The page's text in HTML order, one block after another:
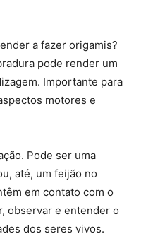
a fazer origamis?
pode render um
Importante para
motores e
Pode ser uma
até, um feijão no
em contato com o
observar e entender o
dos seres vivos.